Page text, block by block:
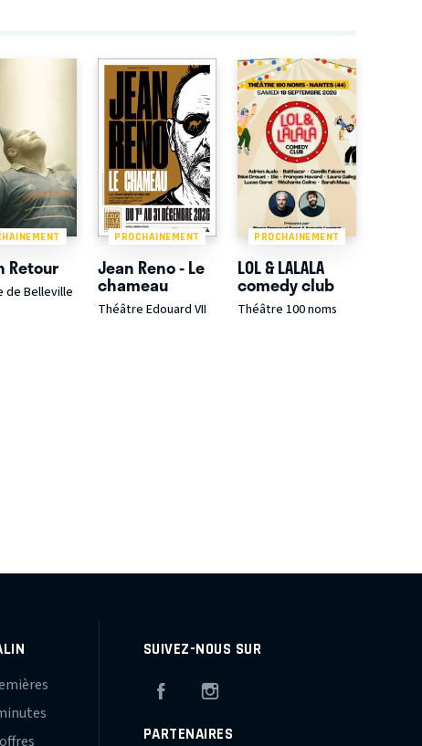
Retour
de Belleville
PROCHAINEMENT
Jean Reno - Le
chameau
Théâtre Edouard VII
PROCHAINEMENT
LOL & LALALA
comedy club
Théâtre 100 noms
SUIVEZ-NOUS SUR
Facebook
PARTENAIRES